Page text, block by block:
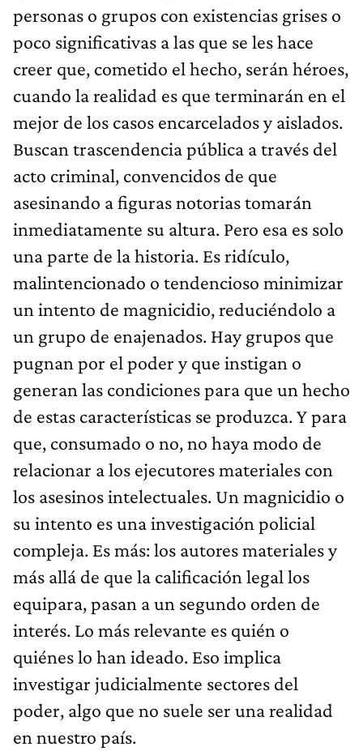
personas o grupos con existencias grises o
poco significativas a las que se les hace
creer que, cometido el hecho, serán héroes,
cuando la realidad es que terminarán en el
mejor de los casos encarcelados y aislados.
Buscan trascendencia pública a través del
acto criminal, convencidos de que
asesinando a figuras notorias tomarán
inmediatamente su altura. Pero esa es solo
una parte de la historia. Es ridículo,
malintencionado o tendencioso minimizar
un intento de magnicidio, reduciéndolo a
un grupo de enajenados. Hay grupos que
pugnan por el poder y que instigan o
generan las condiciones para que un hecho
de estas características se produzca. Y para
que, consumado o no, no haya modo de
relacionar a los ejecutores materiales con
los asesinos intelectuales. Un magnicidio o
su intento es una investigación policial
compleja. Es más: los autores materiales y
más allá de que la calificación legal los
equipara, pasan a un segundo orden de
interés. Lo más relevante es quién o
quiénes lo han ideado. Eso implica
investigar judicialmente sectores del
poder, algo que no suele ser una realidad
en nuestro país.